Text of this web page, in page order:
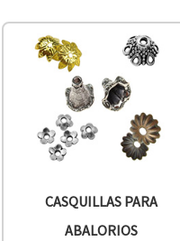
CASQUILLAS PARA
ABALORIOS